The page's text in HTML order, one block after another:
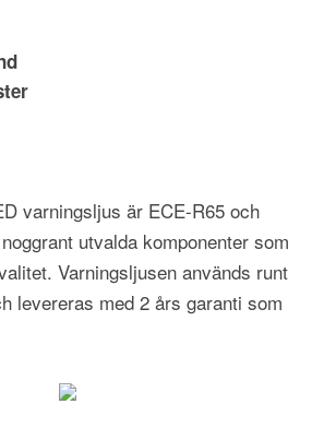
varningsljus är ECE-R65 och
utvalda komponenter som
Varningsljusen används runt
levereras med 2 års garanti som